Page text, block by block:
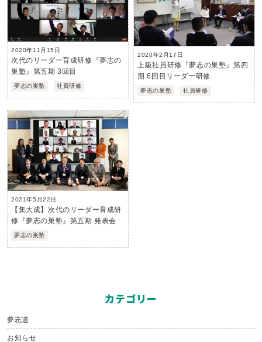
2020年11月15日
次代のリーダー育成研修『夢志の
巣塾』第五期 3回目
夢志の巣塾 社員研修
2020年2月17日
上級社員研修『夢志の巣塾』第四
期 6回目リーダー研修
夢志の巣塾 社員研修
2021年5月22日
【集大成】次代のリーダー育成研
修『夢志の巣塾』第五期 発表会
夢志の巣塾
カテゴリー
夢志道
お知らせ